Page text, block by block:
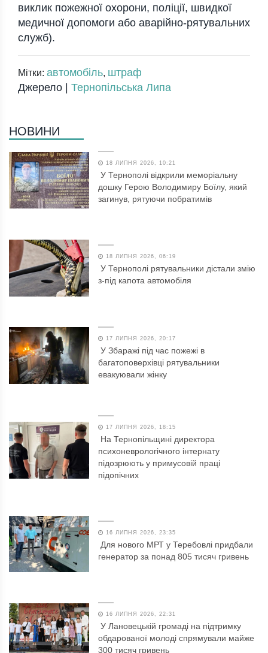
виклик пожежної охорони, поліції, швидкої
медичної допомоги або аварійно-рятувальних
служб).
Мітки: автомобіль, штраф
Джерело | Тернопільська Липа
НОВИНИ
18 ЛИПНЯ 2026, 10:21
У Тернополі відкрили меморіальну
дошку Герою Володимиру Боїлу, який
загинув, рятуючи побратимів
18 ЛИПНЯ 2026, 06:19
У Тернополі рятувальники дістали змію
з-під капота автомобіля
17 ЛИПНЯ 2026, 20:17
У Збаражі під час пожежі в
багатоповерхівці рятувальники
евакуювали жінку
17 ЛИПНЯ 2026, 18:15
На Тернопільщині директора
психоневрологічного інтернату
підозрюють у примусовій праці
підопічних
16 ЛИПНЯ 2026, 23:35
Для нового МРТ у Теребовлі придбали
генератор за понад 805 тисяч гривень
16 ЛИПНЯ 2026, 22:31
У Лановецькій громаді на підтримку
обдарованої молоді спрямували майже
300 тисяч гривень